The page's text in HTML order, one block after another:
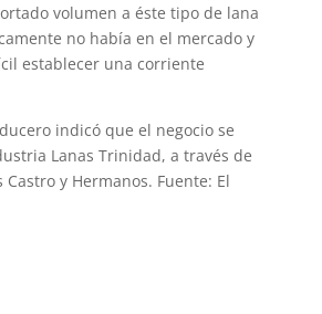
volumen a éste tipo de lana
no había en el mercado y
establecer una corriente
indicó que el negocio se
Lanas Trinidad, a través de
y Hermanos. Fuente: El